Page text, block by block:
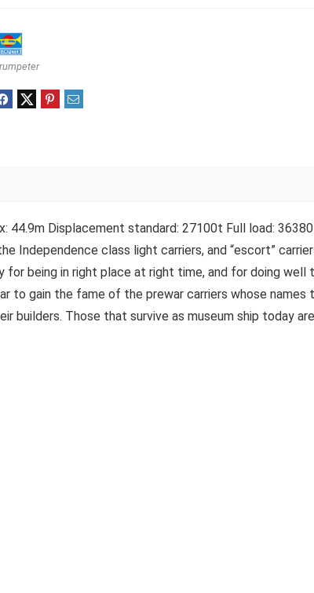
44.9m Displacement standard: 27100t Full load:
Independence class light carriers, and “escort”
being in right place at right time, and for doing
to gain the fame of the prewar carriers whose
builders. Those that survive as museum ship today